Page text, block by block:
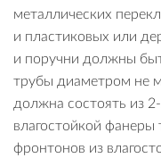
металлических
и пластиковых или
и поручни должны
трубы диаметром не
должна состоять из
влагостойкой
фронтонов из